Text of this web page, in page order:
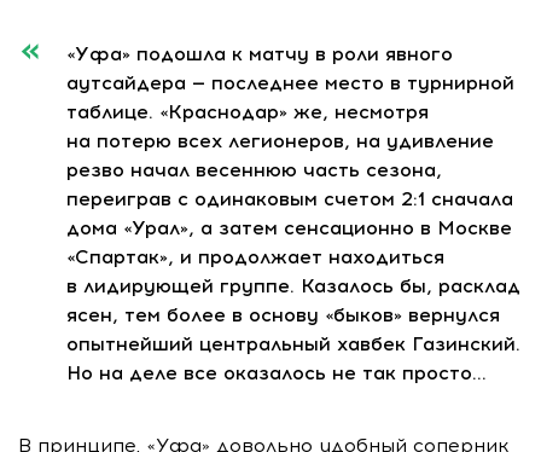
«Уфа» подошла к матчу в роли явного
аутсайдера — последнее место в турнирной
таблице. «Краснодар» же, несмотря
на потерю всех легионеров, на удивление
резво начал весеннюю часть сезона,
переиграв с одинаковым счетом 2:1 сначала
дома «Урал», а затем сенсационно в Москве
«Спартак», и продолжает находиться
в лидирующей группе. Казалось бы, расклад
ясен, тем более в основу «быков» вернулся
опытнейший центральный хавбек Газинский.
Но на деле все оказалось не так просто…
В принципе, «Уфа» довольно удобный соперник